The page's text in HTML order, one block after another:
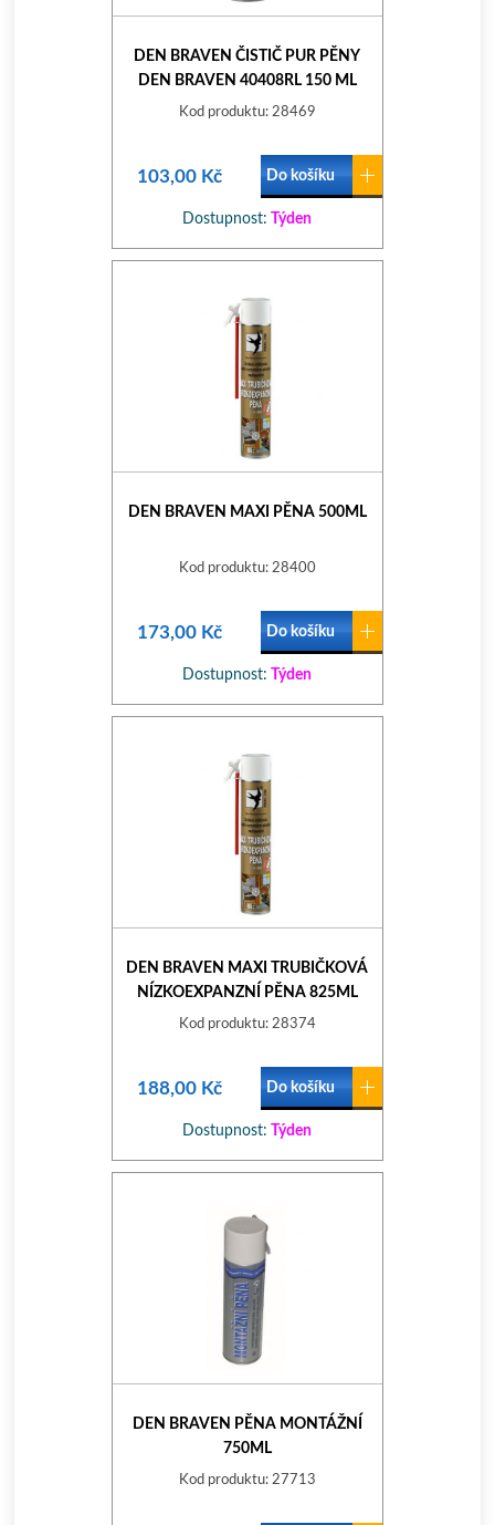
DEN BRAVEN ČISTIČ PUR PĚNY
DEN BRAVEN 40408RL 150 ML
ČIRÁ DÓZA 150 ML
Kod produktu: 28469
103,00 Kč Do košíku
Dostupnost: Týden
DEN BRAVEN MAXI PĚNA 500ML
Kod produktu: 28400
173,00 Kč Do košíku
Dostupnost: Týden
DEN BRAVEN MAXI TRUBIČKOVÁ
NÍZKOEXPANZNÍ PĚNA 825ML
Kod produktu: 28374
188,00 Kč Do košíku
Dostupnost: Týden
DEN BRAVEN PĚNA MONTÁŽNÍ
750ML
Kod produktu: 27713